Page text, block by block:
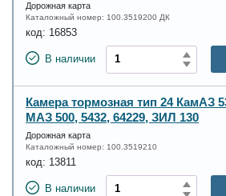
Дорожная карта
Каталожный номер: 100.3519200 ДК
код: 16853
В наличии
Камера тормозная тип 24 КамАЗ
МАЗ 500, 5432, 64229, ЗИЛ 130
Дорожная карта
Каталожный номер: 100.3519210
код: 13811
В наличии